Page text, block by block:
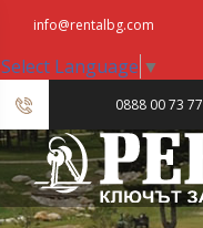
info@rentalbg.com
Select Language ▼
0888 00 73 77
23